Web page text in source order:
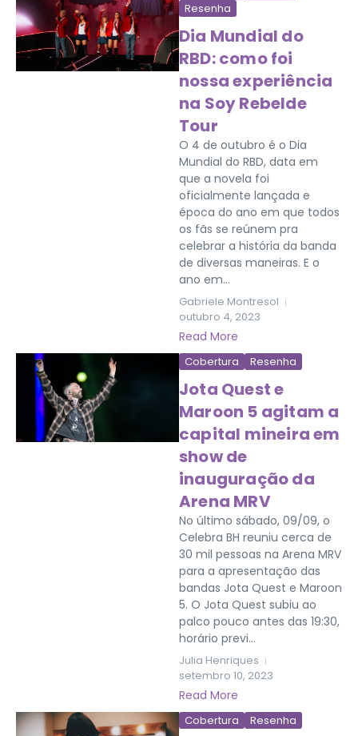
Resenha
Dia Mundial do
RBD: como foi
nossa experiência
na Soy Rebelde
Tour
O 4 de outubro é o Dia
Mundial do RBD, data em
que a novela foi
oficialmente lançada e
época do ano em que todos
os fãs se reúnem pra
celebrar a história da banda
de diversas maneiras. E o
ano em...
Gabriele Montresol
outubro 4, 2023
Read More
Cobertura Resenha
Jota Quest e
Maroon 5 agitam a
capital mineira em
show de
inauguração da
Arena MRV
No último sábado, 09/09, o
Celebra BH reuniu cerca de
30 mil pessoas na Arena MRV
para a apresentação das
bandas Jota Quest e Maroon
5. O Jota Quest subiu ao
palco pouco antes das 19:30,
horário previ...
Julia Henriques
setembro 10, 2023
Read More
Cobertura Resenha